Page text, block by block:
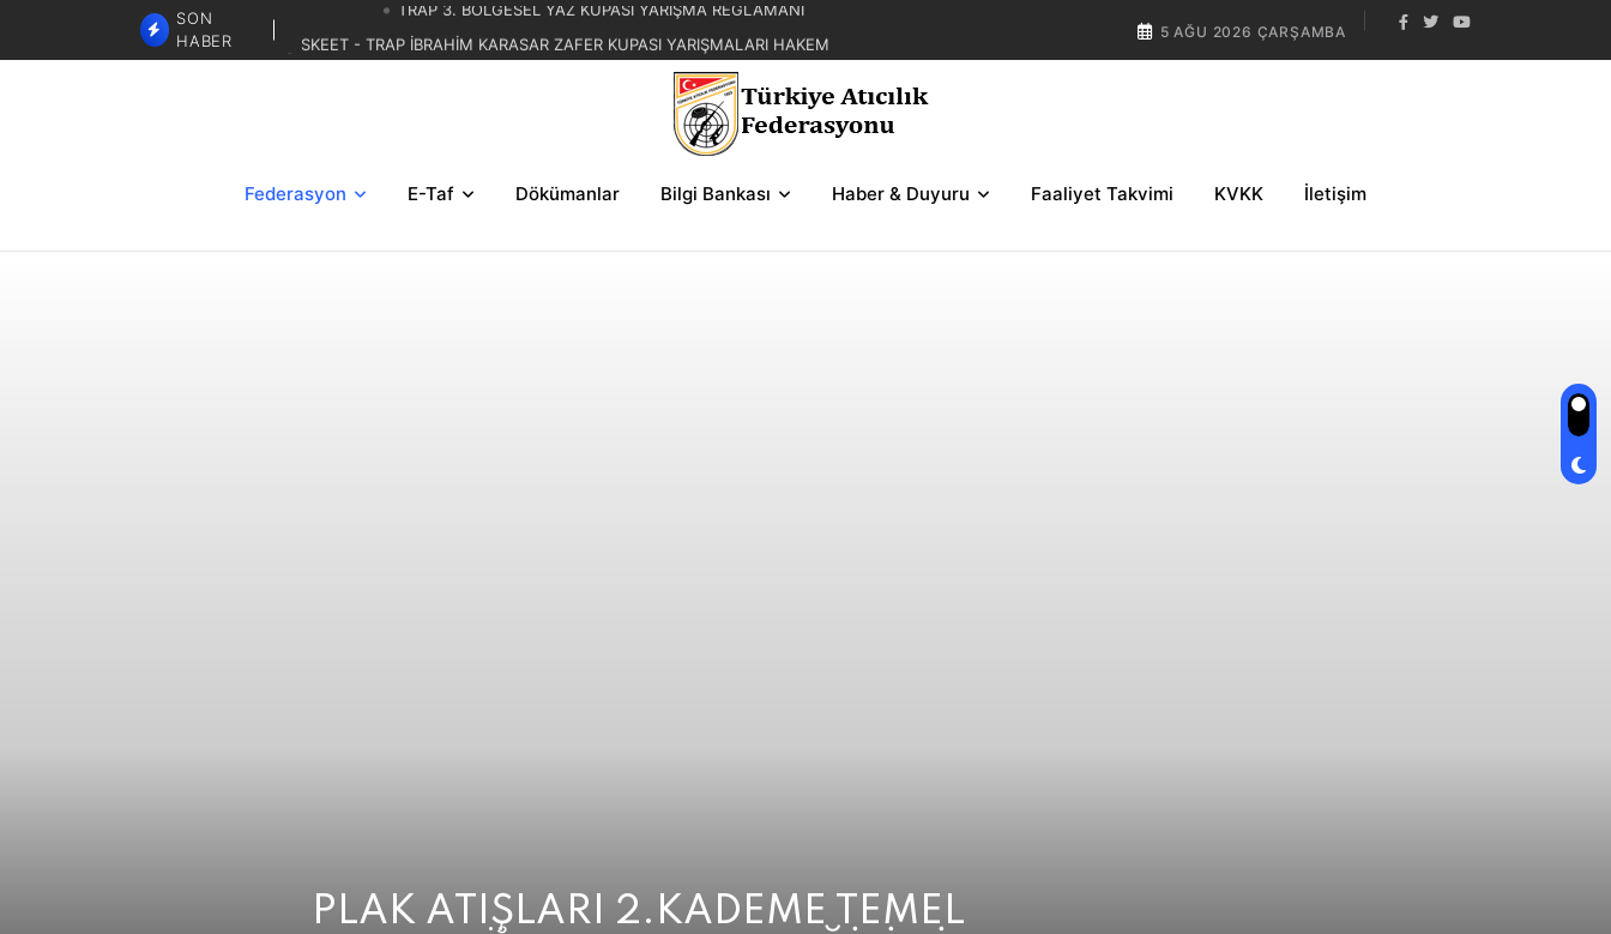
SON
HABER
SKEET - TRAP İBRAHİM KARASAR ZAFER KUPASI YARIŞMALARI HAKEM
GÖREVLENDİRMELERİ
TRAP 2.BÖLGESEL MİLLİ DEMOKRASİ KUPASI 2. BÖLGE SERİ VE ŞEMALARI
TRAP 3. BÖLGESEL YAZ KUPASI YARIŞMALARI HAKEM GÖREVLENDİRMELERİ
5 AĞU 2026 ÇARŞAMBA
Federasyon E-Taf Dökümanlar Bilgi Bankası Haber & Duyuru Faaliyet Takvimi KVKK İletişim
PLAK ATIŞLARI 2.KADEME TEMEL